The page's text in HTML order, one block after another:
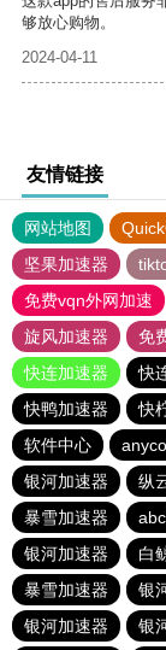
够放心购物。
2024-04-11
友情链接
网站地图
坚果加速器
免费vqn外网加速
旋风加速器
免
快连加速器
快
快鸭加速器
快
软件中心
银河加速器
纵
暴雪加速器
银河加速器
白
暴雪加速器
银
银河加速器
银